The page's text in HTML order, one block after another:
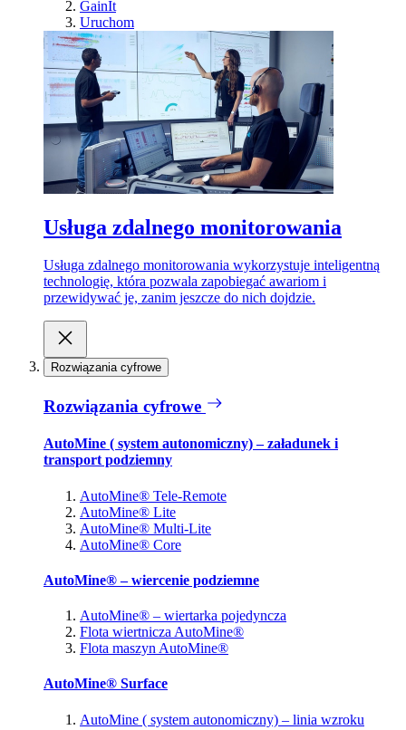
GainIt
Uruchom
Usługa zdalnego monitorowania
Usługa zdalnego monitorowania wykorzystuje inteligentną
technologię, która pozwala zapobiegać awariom i
przewidywać je, zanim jeszcze do nich dojdzie.
Rozwiązania cyfrowe
Rozwiązania cyfrowe
AutoMine ( system autonomiczny) – załadunek i
transport podziemny
AutoMine® Tele-Remote
AutoMine® Lite
AutoMine® Multi-Lite
AutoMine® Core
AutoMine® – wiercenie podziemne
AutoMine® – wiertarka pojedyncza
Flota wiertnicza AutoMine®
Flota maszyn AutoMine®
AutoMine® Surface
AutoMine ( system autonomiczny) – linia wzroku